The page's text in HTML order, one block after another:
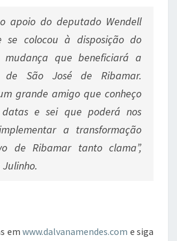
o apoio do deputado Wendell
se colocou à disposição do
que beneficiará a
de São José de Ribamar.
grande amigo que conheço
e sei que poderá nos
a transformação
de Ribamar tanto clama”,
Julinho.
emwww.dalvanamendes.com e siga